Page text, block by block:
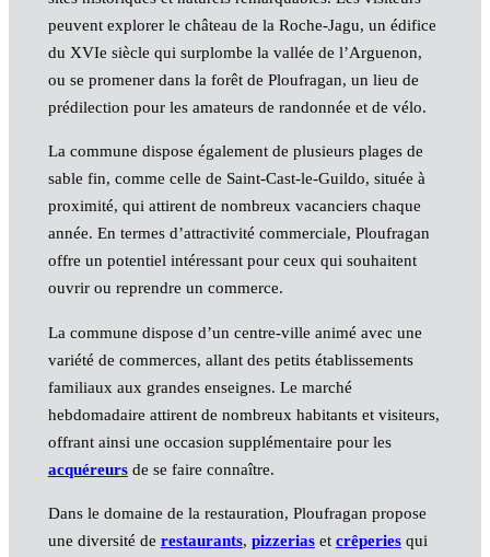
peuvent explorer le château de la Roche-Jagu, un édifice
du XVIe siècle qui surplombe la vallée de l’Arguenon,
ou se promener dans la forêt de Ploufragan, un lieu de
prédilection pour les amateurs de randonnée et de vélo.
La commune dispose également de plusieurs plages de
sable fin, comme celle de Saint-Cast-le-Guildo, située à
proximité, qui attirent de nombreux vacanciers chaque
année. En termes d’attractivité commerciale, Ploufragan
offre un potentiel intéressant pour ceux qui souhaitent
ouvrir ou reprendre un commerce.
La commune dispose d’un centre-ville animé avec une
variété de commerces, allant des petits établissements
familiaux aux grandes enseignes. Le marché
hebdomadaire attirent de nombreux habitants et visiteurs,
offrant ainsi une occasion supplémentaire pour les
acquéreursde se faire connaître.
Dans le domaine de la restauration, Ploufragan propose
une diversité de restaurants, pizzeriaset crêperiesqui